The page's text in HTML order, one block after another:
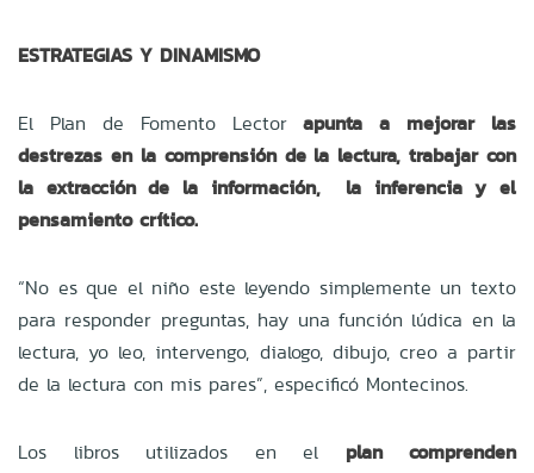
ESTRATEGIAS Y DINAMISMO
El Plan de Fomento Lectorapunta a mejorar las
destrezas en la comprensión de la lectura, trabajar con
la extracción de la información, la inferencia y el
pensamiento crítico.
“No es que el niño este leyendo simplemente un texto
para responder preguntas, hay una función lúdica en la
lectura, yo leo, intervengo, dialogo, dibujo, creo a partir
de la lectura con mis pares”, especificó Montecinos.
Los libros utilizados en el plan comprenden